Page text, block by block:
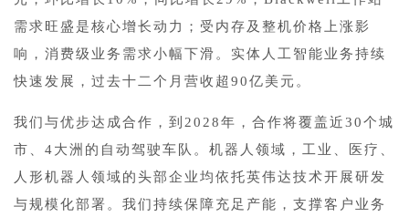
需求旺盛是核心增长动力；受内存及整机价格上涨影
响，消费级业务需求小幅下滑。实体人工智能业务持续
快速发展，过去十二个月营收超90亿美元。
我们与优步达成合作，到2028年，合作将覆盖近30个城
市、4大洲的自动驾驶车队。机器人领域，工业、医疗、
人形机器人领域的头部企业均依托英伟达技术开展研发
与规模化部署。我们持续保障充足产能，支撑客户业务